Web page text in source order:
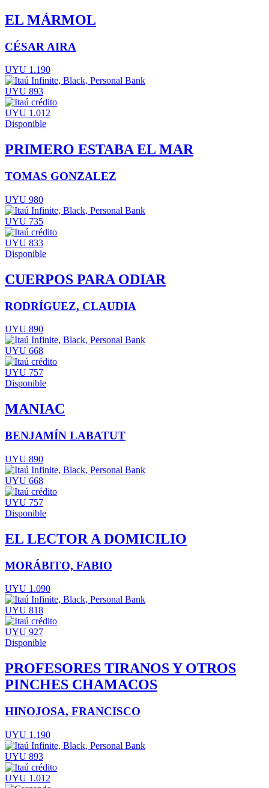
EL MÁRMOL
CÉSAR AIRA
UYU 1.190
UYU 893
UYU 1.012
Disponible
PRIMERO ESTABA EL MAR
TOMAS GONZALEZ
UYU 980
UYU 735
UYU 833
Disponible
CUERPOS PARA ODIAR
RODRÍGUEZ, CLAUDIA
UYU 890
UYU 668
UYU 757
Disponible
MANIAC
BENJAMÍN LABATUT
UYU 890
UYU 668
UYU 757
Disponible
EL LECTOR A DOMICILIO
MORÁBITO, FABIO
UYU 1.090
UYU 818
UYU 927
Disponible
PROFESORES TIRANOS Y OTROS
PINCHES CHAMACOS
HINOJOSA, FRANCISCO
UYU 1.190
UYU 893
UYU 1.012